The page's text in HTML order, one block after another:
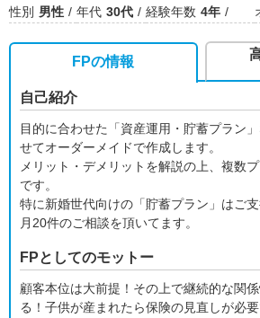
性別 男性 年代 30代 経験年数 4年
FPの情報
自己紹介
目的に合わせた「資産運用・貯蓄プラン
せてオーダーメイドで作成します。
メリット・デメリットを解説の上、複数
です。
特に新婚世代向けの「貯蓄プラン」はご
月20件のご相談を頂いてます。
FPとしてのモットー
顧客本位は大前提！その上で継続的な関
る！子供が産まれたら保険の見直しが必